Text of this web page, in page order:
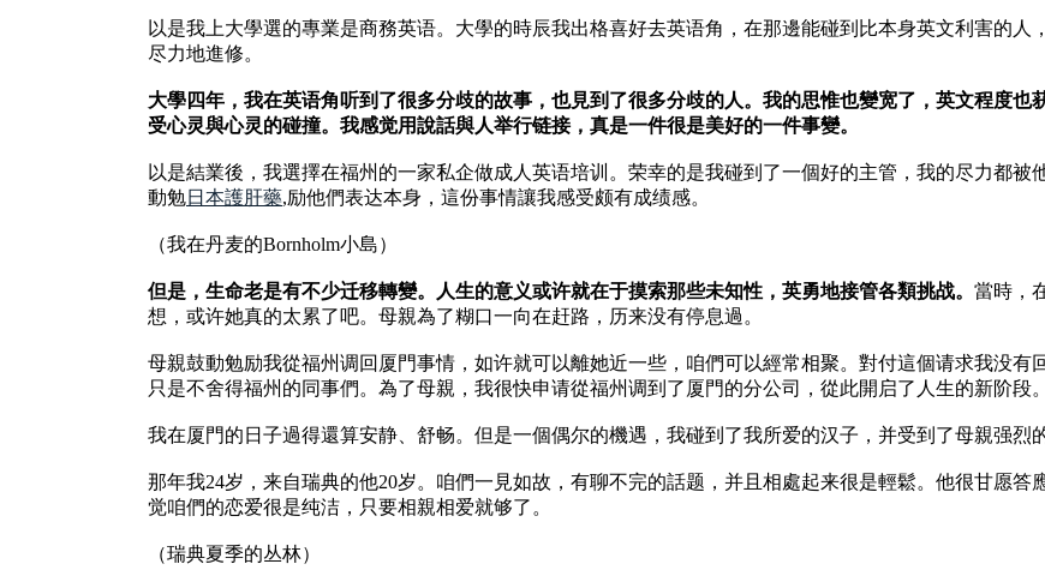
以是我上大學選的專業是商務英语。大學的時辰我出格喜好去英语角，在那邊能碰到比本身英文利害的
尽力地進修。
大學四年，我在英语角听到了很多分歧的故事，也見到了很多分歧的人。我的思惟也變宽了，英文程度
受心灵與心灵的碰撞。我感觉用說話與人举行链接，真是一件很是美好的一件事變。
以是結業後，我選擇在福州的一家私企做成人英语培训。荣幸的是我碰到了一個好的主管，我的尽力都
動勉日本護肝藥,励他們表达本身，這份事情讓我感受颇有成绩感。
（我在丹麦的Bornholm小島）
但是，生命老是有不少迁移轉變。人生的意义或许就在于摸索那些未知性，英勇地接管各類挑战。 當時，
想，或许她真的太累了吧。母親為了糊口一向在赶路，历来没有停息過。
母親鼓動勉励我從福州调回厦門事情，如许就可以離她近一些，咱們可以經常相聚。對付這個请求我没有
只是不舍得福州的同事們。為了母親，我很快申请從福州调到了厦門的分公司，從此開启了人生的新阶段。
我在厦門的日子過得還算安静、舒畅。但是一個偶尔的機遇，我碰到了我所爱的汉子，并受到了母親强烈
那年我24岁，来自瑞典的他20岁。咱們一見如故，有聊不完的話题，并且相處起来很是輕鬆。他很甘愿
觉咱們的恋爱很是纯洁，只要相親相爱就够了。
（瑞典夏季的丛林）